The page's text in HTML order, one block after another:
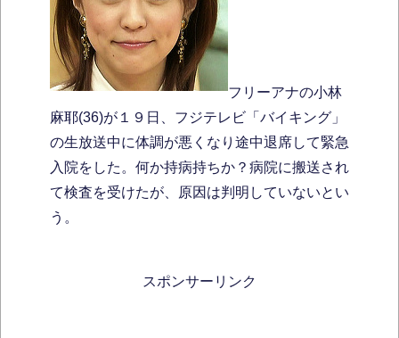
フリーアナの小林
麻耶(36)が１９日、フジテレビ「バイキング」
の生放送中に体調が悪くなり途中退席して緊急
入院をした。何か持病持ちか？病院に搬送され
て検査を受けたが、原因は判明していないとい
う。
スポンサーリンク